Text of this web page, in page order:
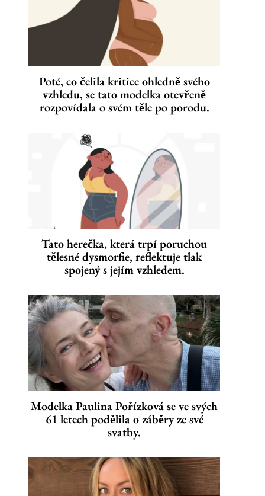
Poté, co čelila kritice ohledně svého
vzhledu, se tato modelka otevřeně
rozpovídala o svém těle po porodu.
Tato herečka, která trpí poruchou
tělesné dysmorfie, reflektuje tlak
spojený s jejím vzhledem.
Modelka Paulina Pořízková se ve svých
61 letech podělila o záběry ze své
svatby.